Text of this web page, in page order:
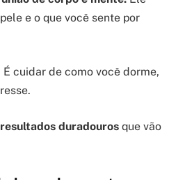
e o que você sente por
É cuidar de como você dorme,
resultados duradouros que vão